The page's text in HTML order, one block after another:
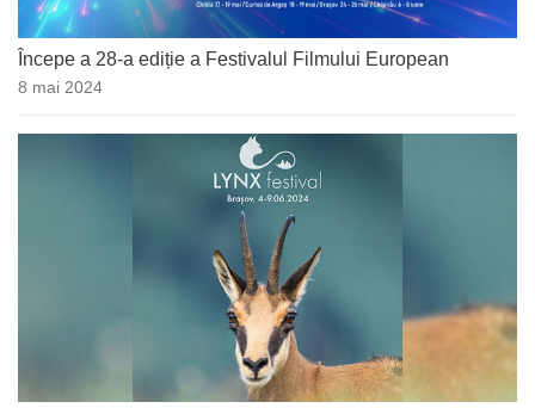
Începe a 28-a ediție a Festivalul Filmului European
8 mai 2024